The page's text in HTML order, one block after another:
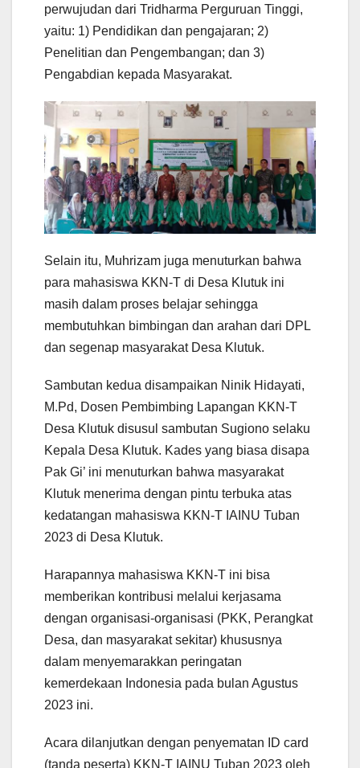
perwujudan dari Tridharma Perguruan Tinggi,
yaitu: 1) Pendidikan dan pengajaran; 2)
Penelitian dan Pengembangan; dan 3)
Pengabdian kepada Masyarakat.
Selain itu, Muhrizam juga menuturkan bahwa
para mahasiswa KKN-T di Desa Klutuk ini
masih dalam proses belajar sehingga
membutuhkan bimbingan dan arahan dari DPL
dan segenap masyarakat Desa Klutuk.
Sambutan kedua disampaikan Ninik Hidayati,
M.Pd, Dosen Pembimbing Lapangan KKN-T
Desa Klutuk disusul sambutan Sugiono selaku
Kepala Desa Klutuk. Kades yang biasa disapa
Pak Gi’ ini menuturkan bahwa masyarakat
Klutuk menerima dengan pintu terbuka atas
kedatangan mahasiswa KKN-T IAINU Tuban
2023 di Desa Klutuk.
Harapannya mahasiswa KKN-T ini bisa
memberikan kontribusi melalui kerjasama
dengan organisasi-organisasi (PKK, Perangkat
Desa, dan masyarakat sekitar) khususnya
dalam menyemarakkan peringatan
kemerdekaan Indonesia pada bulan Agustus
2023 ini.
Acara dilanjutkan dengan penyematan ID card
(tanda peserta) KKN-T IAINU Tuban 2023 oleh